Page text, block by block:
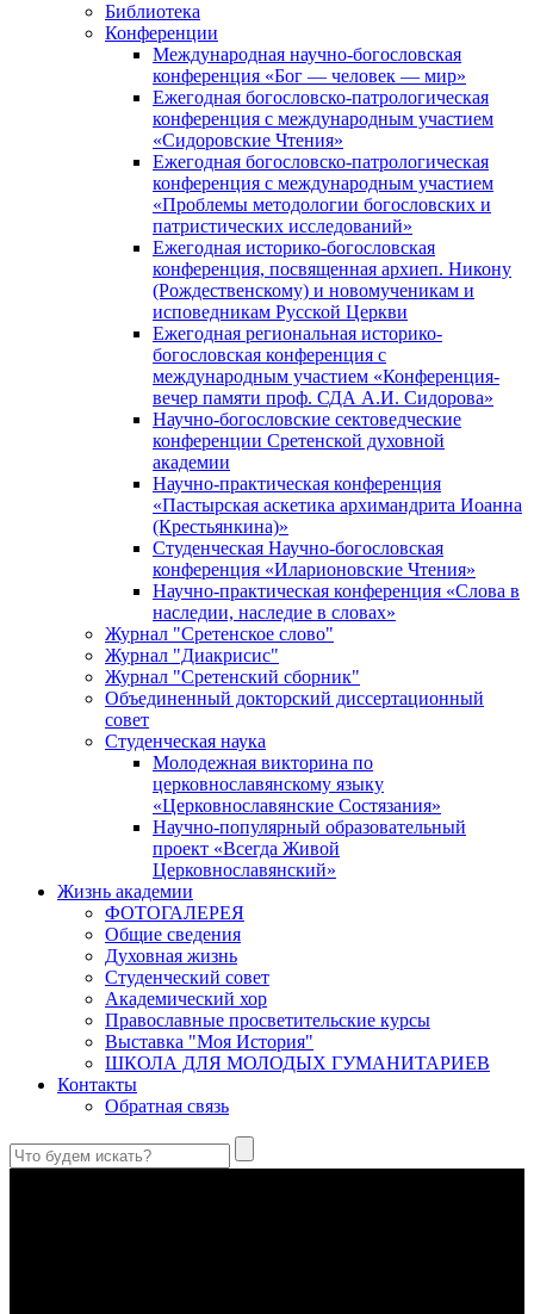
Библиотека
Конференции
Международная научно-богословская
конференция «Бог — человек — мир»
Ежегодная богословско-патрологическая
конференция с международным участием
«Сидоровские Чтения»
Ежегодная богословско-патрологическая
конференция с международным участием
«Проблемы методологии богословских и
патристических исследований»
Ежегодная историко-богословская
конференция, посвященная архиеп. Никону
(Рождественскому) и новомученикам и
исповедникам Русской Церкви
Ежегодная региональная историко-
богословская конференция с
международным участием «Конференция-
вечер памяти проф. СДА А.И. Сидорова»
Научно-богословские сектоведческие
конференции Сретенской духовной
академии
Научно-практическая конференция
«Пастырская аскетика архимандрита Иоанна
(Крестьянкина)»
Студенческая Научно-богословская
конференция «Иларионовские Чтения»
Научно-практическая конференция «Cлова в
наследии, наследие в словах»
Журнал "Сретенское слово"
Журнал "Диакрисис"
Журнал "Сретенский сборник"
Объединенный докторский диссертационный
совет
Студенческая наука
Молодежная викторина по
церковнославянскому языку
«Церковнославянские Состязания»
Научно-популярный образовательный
проект «Всегда Живой
Церковнославянский»
Жизнь академии
ФОТОГАЛЕРЕЯ
Общие сведения
Духовная жизнь
Студенческий совет
Академический хор
Православные просветительские курсы
Выставка "Моя История"
ШКОЛА ДЛЯ МОЛОДЫХ ГУМАНИТАРИЕВ
Контакты
Обратная связь